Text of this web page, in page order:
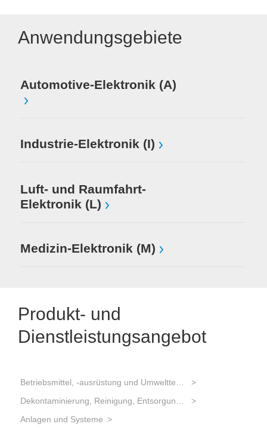
Anwendungsgebiete
Automotive-Elektronik (A)
Industrie-Elektronik (I)
Luft- und Raumfahrt-
Elektronik (L)
Medizin-Elektronik (M)
Produkt- und
Dienstleistungsangebot
Anlagen und Systeme